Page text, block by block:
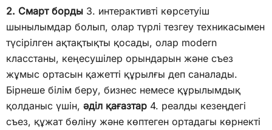
2. Смарт борды 3. интерактивті көрсетуіш
шынылымдар болып, олар түрлі тезгеу техникасымен
түсірілген ақтақтықты қосады, олар modern
класстаны, кеңесушілер орындарын және съез
жұмыс ортасын қажетті құрылғы деп саналады.
Бірнеше білім беру, бизнес немесе құрылымдық
қолданыс үшін, әділ қағазтар 4. реалды кезеңдегі
съез, құжат бөліну және көптеген ортадагы көрнекті